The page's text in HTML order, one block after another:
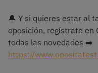
🔔 Y si quieres estar al
oposición, regístrate en
todas las novedades ➡️
https://